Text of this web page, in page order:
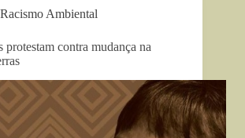
Racismo Ambiental
protestam contra mudança na